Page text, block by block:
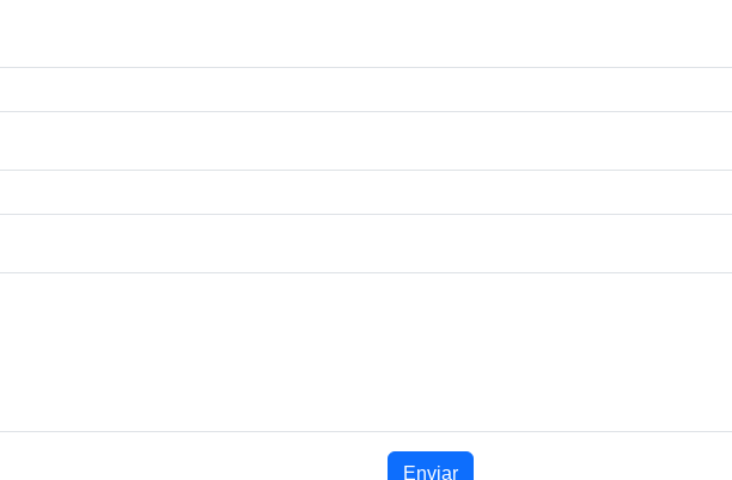
Enviar